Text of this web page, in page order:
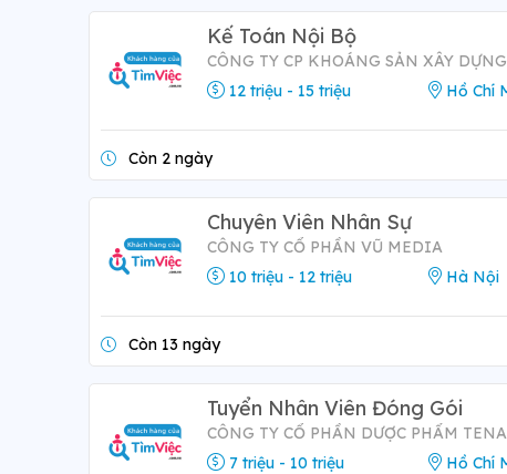
Kế Toán Nội Bộ
CÔNG TY CP KHOÁNG SẢN XÂY
12 triệu - 15 triệu
Hồ Chí
Còn 2 ngày
Chuyên Viên Nhân Sự
CÔNG TY CỔ PHẦN VŨ MEDIA
10 triệu - 12 triệu
Hà Nội
Còn 13 ngày
Tuyển Nhân Viên Đóng Gói
CÔNG TY CỔ PHẦN DƯỢC PHẨM
7 triệu - 10 triệu
Hồ Chí